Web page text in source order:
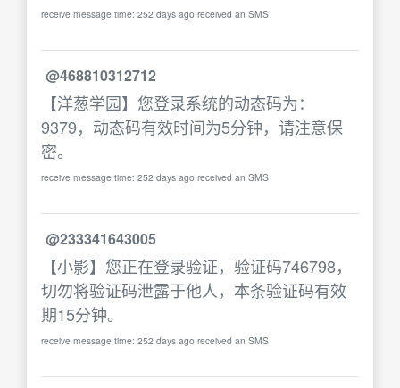
receive message time: 252 days ago received an SMS
@468810312712
【洋葱学园】您登录系统的动态码为：
9379，动态码有效时间为5分钟，请注意保
密。
receive message time: 252 days ago received an SMS
@233341643005
【小影】您正在登录验证，验证码746798，
切勿将验证码泄露于他人，本条验证码有效
期15分钟。
receive message time: 252 days ago received an SMS